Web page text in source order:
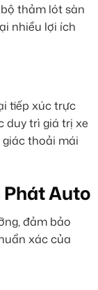
thảm lót sàn
nhiều lợi ích
tiếp xúc trực
duy trì giá trị xe
giác thoải mái
Auto
đảm bảo
xác của